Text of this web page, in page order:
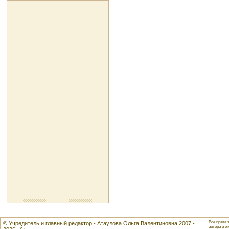
© Учредитель и главный редактор - Атаулова Ольга Валентиновна 2007 -
Все права
автора и